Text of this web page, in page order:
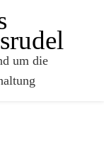
um die